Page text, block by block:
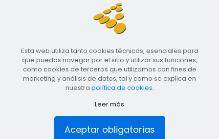
empleadas en esta web están
Creative Commons Internacional (CC by 4.0)
atribución adecuada a esta web y empresa.
El marketing digital de tu empresa constructora con
Esta web utiliza tanto cookies técnicas, esenciales para
que puedas navegar por el sitio y utilizar sus funciones,
como cookies de terceros que utilizamos con fines de
marketing y análisis de datos, tal y como se explica en
nuestra política de cookies.
Leer más
Aceptar obligatorias